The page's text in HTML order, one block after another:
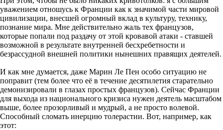
уважением отношусь к Франции как к значимой части мировой
цивилизации, внесшей огромный вклад в культуру, технику,
познание мира. Мне действительно жаль тех французов,
которые попали под раздачу от этой кровавой атаки - ставшей
возможной в результате внутренней бесхребетности и
безрассудной внешней политики нынешних правящих деятелей.
И как мне думается, даже Марин Ле Пен особо ситуацию не
поправит (тем более что её в течение десятилетия старательно
демонизировали в глазах простых французов). Сейчас Франции
для выхода из национального кризиса нужен деятель масштабом
выше, более прозорливый и мудрый, а не просто волевой.
Способный сломать инерцию толерастии. Вот, например, как
этот: